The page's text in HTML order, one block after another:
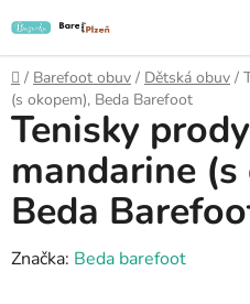
na
obsah
Domů
/ Barefoot obuv / Dětská obuv /
(s okopem), Beda Barefoot
Tenisky
mandarine
Beda
Značka: Beda barefoot